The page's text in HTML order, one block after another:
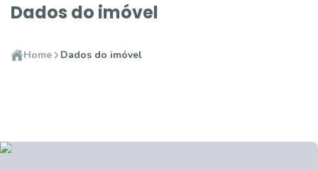
Dados do imóvel
Home Dados do imóvel